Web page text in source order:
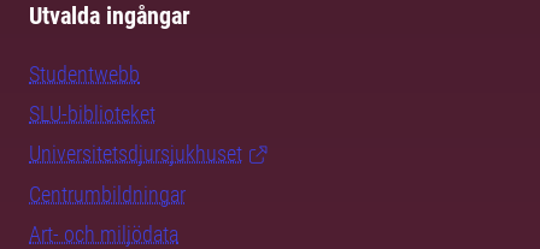
Utvalda ingångar
Studentwebb
SLU-biblioteket
Universitetsdjursjukhuset
Centrumbildningar
Art- och miljödata